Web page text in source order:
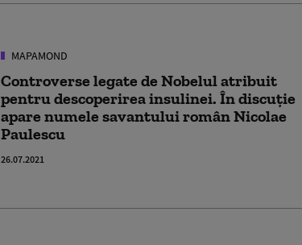
MAPAMOND
Controverse legate de Nobelul atribuit
pentru descoperirea insulinei. În discuție
apare numele savantului român Nicolae
Paulescu
26.07.2021